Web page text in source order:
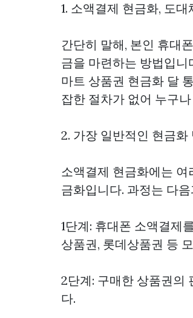
1. 소액결제 현금화, 도대
간단히 말해, 본인 휴대
금을 마련하는 방법입
마트 상품권 현금화 달
잡한 절차가 없어 누구
2. 가장 일반적인 현금화
소액결제 현금화에는
금화입니다. 과정는 다
1단계: 휴대폰 소액결제
상품권, 롯데상품권 등
2단계: 구매한 상품권의
다.